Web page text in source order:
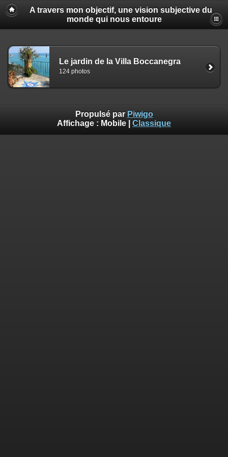
A travers mon objectif, une vision subjective du
monde qui nous entoure
Le jardin de la Villa Boccanegra
124 photos
Propulsé par Piwigo
Affichage : Mobile Classique